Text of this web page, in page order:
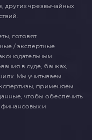
чрезвычайных
готовят
/ экспертные
в суде, банках,
Мы учитываем
применяем
чтобы обеспечить
и